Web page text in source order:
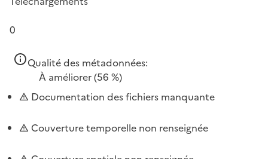
0
Qualité des métadonnées:
À améliorer(56 %)
Documentation des fichiers manquante
Couverture temporelle non renseignée